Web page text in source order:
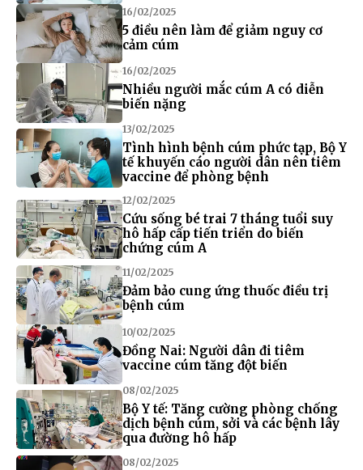
16/02/2025
5 điều nên làm để giảm nguy cơ
cảm cúm
16/02/2025
Nhiều người mắc cúm A có diễn
biến nặng
13/02/2025
Tình hình bệnh cúm phức tạp, Bộ Y
tế khuyến cáo người dân nên tiêm
vaccine để phòng bệnh
12/02/2025
Cứu sống bé trai 7 tháng tuổi suy
hô hấp cấp tiến triển do biến
chứng cúm A
11/02/2025
Đảm bảo cung ứng thuốc điều trị
bệnh cúm
10/02/2025
Đồng Nai: Người dân đi tiêm
vaccine cúm tăng đột biến
08/02/2025
Bộ Y tế: Tăng cường phòng chống
dịch bệnh cúm, sởi và các bệnh lây
qua đường hô hấp
08/02/2025